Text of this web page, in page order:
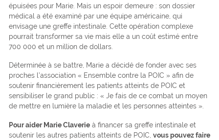
épuisées pour Marie. Mais un espoir demeure : son dossier
médical a été examiné par une équipe américaine, qui
envisage une greffe intestinale. Cette opération complexe
pourrait transformer sa vie mais elle a un coût estimé entre
700 000 et un million de dollars.
Déterminée à se battre, Marie a décidé de fonder avec ses
proches l’association « Ensemble contre la POIC » afin de
soutenir financièrement les patients atteints de POIC et
sensibiliser le grand public : « Je fais de ce combat un moyen
de mettre en lumière la maladie et les personnes atteintes ».
Pour aider Marie Claverieà financer sa greffe intestinale et
soutenir les autres patients atteints de POIC, vous pouvez faire